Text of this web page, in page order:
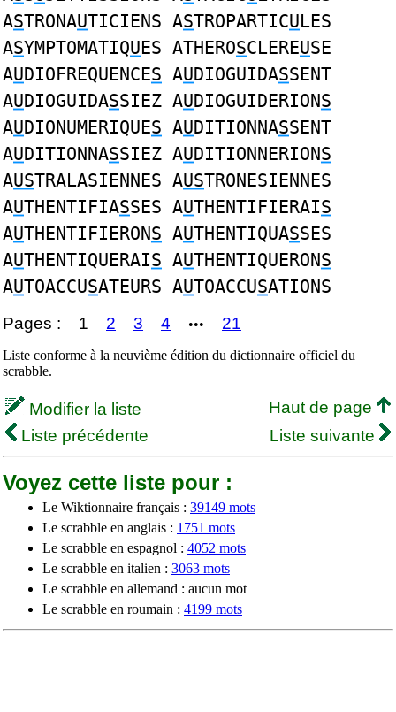
ASTRONAUTICIENS ASTROPARTICULES
ASYMPTOMATIQUES ATHEROSCLEREUSE
AUDIOFREQUENCES AUDIOGUIDASSENT
AUDIOGUIDASSIEZ AUDIOGUIDERIONS
AUDIONUMERIQUES AUDITIONNASSENT
AUDITIONNASSIEZ AUDITIONNERIONS
AUSTRALASIENNES AUSTRONESIENNES
AUTHENTIFIASSES AUTHENTIFIERAIS
AUTHENTIFIERONS AUTHENTIQUASSES
AUTHENTIQUERAIS AUTHENTIQUERONS
AUTOACCUSATEURS AUTOACCUSATIONS
Pages : 1 2 3 4 ••• 21
Liste conforme à la neuvième édition du dictionnaire officiel du
scrabble.
Modifier la liste
Haut de page
Liste précédente
Liste suivante
Voyez cette liste pour :
Le Wiktionnaire français : 39149 mots
Le scrabble en anglais : 1751 mots
Le scrabble en espagnol : 4052 mots
Le scrabble en italien : 3063 mots
Le scrabble en allemand : aucun mot
Le scrabble en roumain : 4199 mots